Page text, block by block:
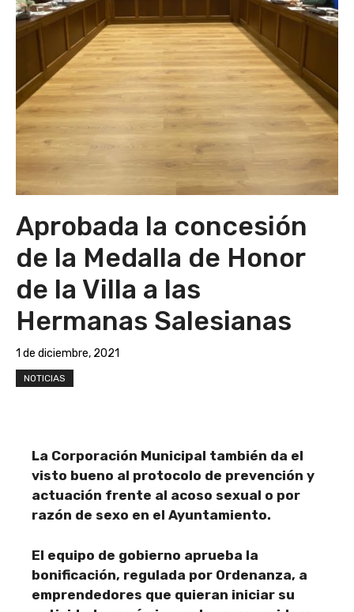
Aprobada la concesión
de la Medalla de Honor
de la Villa a las
Hermanas Salesianas
1 de diciembre, 2021
NOTICIAS
La Corporación Municipal también da el
visto bueno al protocolo de prevención y
actuación frente al acoso sexual o por
razón de sexo en el Ayuntamiento.
El equipo de gobierno aprueba la
bonificación, regulada por Ordenanza, a
emprendedores que quieran iniciar su